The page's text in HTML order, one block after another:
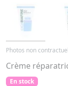
Photos non
Crème
En stock